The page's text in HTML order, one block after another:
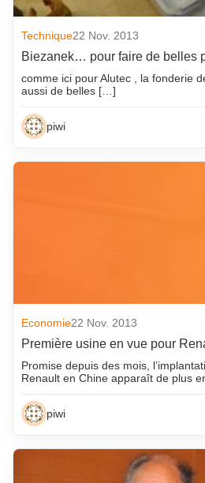
Technique22 Nov. 2013
Biezanek… pour faire de belles
comme ici pour Alutec , la fonderie
aussi de belles […]
piwi
Economie22 Nov. 2013
Première usine en vue pour
Promise depuis des mois,
Renault en Chine apparaît de plus
piwi